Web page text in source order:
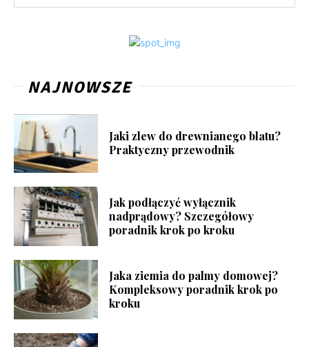
NAJNOWSZE
Jaki zlew do drewnianego blatu?
Praktyczny przewodnik
Jak podłączyć wyłącznik
nadprądowy? Szczegółowy
poradnik krok po kroku
Jaka ziemia do palmy domowej?
Kompleksowy poradnik krok po
kroku